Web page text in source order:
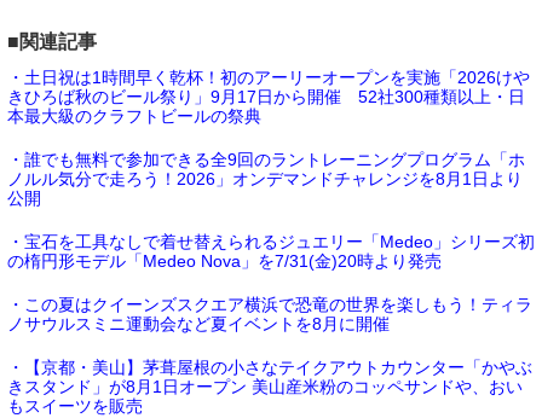
■関連記事
・土日祝は1時間早く乾杯！初のアーリーオープンを実施「2026けや
きひろば秋のビール祭り」9月17日から開催 52社300種類以上・日
本最大級のクラフトビールの祭典
・誰でも無料で参加できる全9回のラントレーニングプログラム「ホ
ノルル気分で走ろう！2026」オンデマンドチャレンジを8月1日より
公開
・宝石を工具なしで着せ替えられるジュエリー「Medeo」シリーズ初
の楕円形モデル「Medeo Nova」を7/31(金)20時より発売
・この夏はクイーンズスクエア横浜で恐竜の世界を楽しもう！ティラ
ノサウルスミニ運動会など夏イベントを8月に開催
・【京都・美山】茅葺屋根の小さなテイクアウトカウンター「かやぶ
きスタンド」が8月1日オープン 美山産米粉のコッペサンドや、おい
もスイーツを販売